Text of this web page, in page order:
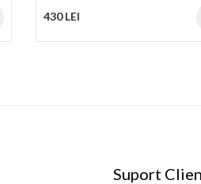
430 LEI
Suport